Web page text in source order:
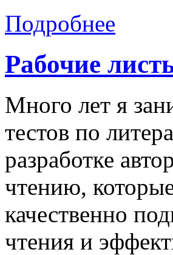
Подробнее
Рабочие
Много лет я
тестов по
разработке
чтению,
качественно
чтения и